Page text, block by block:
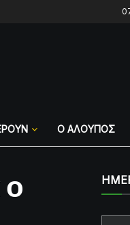
Ο ΑΛΟΥΠΟΣ